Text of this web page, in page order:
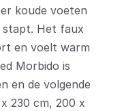
koude voeten
stapt. Het faux
en voelt warm
Morbido is
en de volgende
230 cm, 200 x